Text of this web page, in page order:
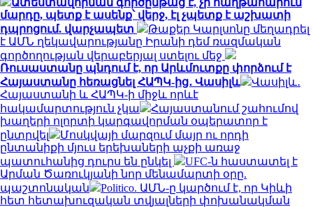
մարդը, պետք է ասենք՝ վերջ, էլ չպետք է աշխատի
դպրոցում. վարչապետ
Թաքեր Կարլսոնը մեղադրել
է ԱՄՆ ղեկավարությանը Իրանի դեմ ռազմական
գործողության վերաբերյալ ստելու մեջ
Ռուսաստանը պնդում է, որ Արևմուտքը փորձում է
Հայաստանը հեռացնել ՀԱՊԿ-ից․ Վասիլև
Վասիլև․
Հայաստանի և ՀԱՊԿ-ի միջև որևէ
հակամարտություն չկա
Հայաստանում շահումով
խաղերի ոլորտի կարգավորման օպերատոր է
ընտրվել
Մոսկվայի մարզում մայր ու որդի
ընտանիքի մյուս երեխաների աչքի առաջ
պատուհանից դուրս են ընկել
UFC-ն հաստատել է
Արման Ծառուկյանի նոր մենամարտի օրը.
պաշտոնական
Politico. ԱՄՆ-ը կարծում է, որ Կիևի
հետ հետախուզական տվյալների փոխանակման